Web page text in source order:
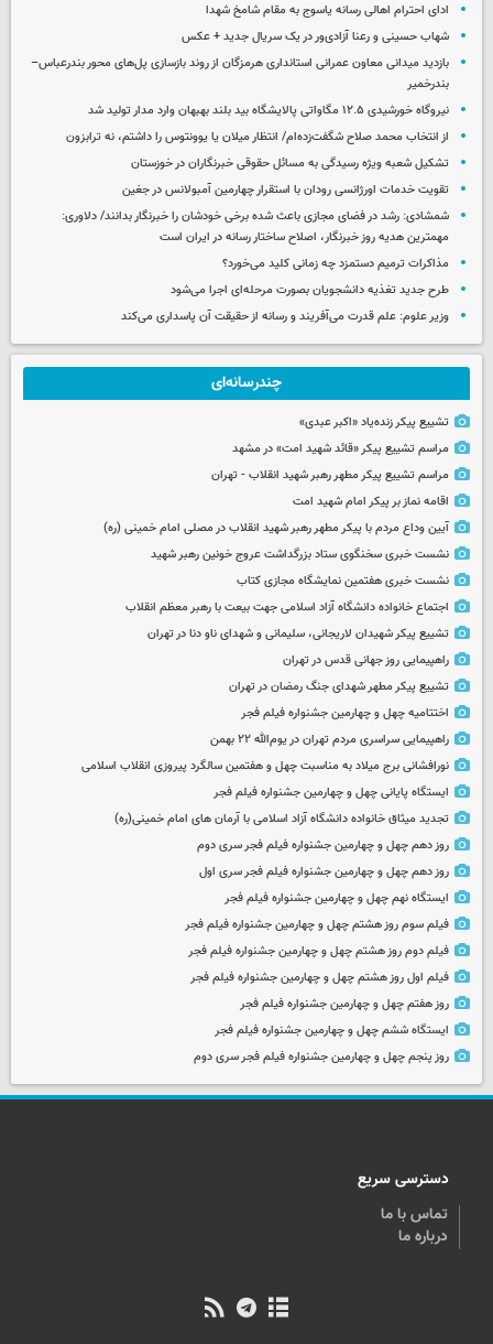
ادای احترام اهالی رسانه یاسوج به مقام شامخ شهدا
شهاب حسینی و رعنا آزادی‌ور در یک سریال جدید + عکس
بازدید میدانی معاون عمرانی استانداری هرمزگان از روند بازسازی پل‌های محور بندرعباس–
بندرخمیر
نیروگاه خورشیدی ۱۲.۵ مگاواتی پالایشگاه بید بلند بهبهان وارد مدار تولید شد
از انتخاب محمد صلاح شگفت‌زده‌ام/ انتظار میلان یا یوونتوس را داشتم، نه ترابزون
تشکیل شعبه ویژه رسیدگی به مسائل حقوقی خبرنگاران در خوزستان
تقویت خدمات اورژانسی رودان با استقرار چهارمین آمبولانس در جغین
شمشادی: رشد در فضای مجازی باعث شده برخی خودشان را خبرنگار بدانند/ دلاوری:
مهمترین هدیه‌ روز خبرنگار، اصلاح ساختار رسانه در ایران است
مذاکرات ترمیم دستمزد چه زمانی کلید می‌خورد؟
طرح جدید تغذیه دانشجویان بصورت مرحله‌ای اجرا می‌شود
وزیر علوم: علم قدرت می‌آفریند و رسانه از حقیقت آن پاسداری می‌کند
چندرسانه‌ای
تشییع پیکر زنده‌یاد «اکبر عبدی»
مراسم تشییع پیکر «قائد شهید امت» در مشهد
مراسم تشییع پیکر مطهر رهبر شهید انقلاب - تهران
اقامه نماز بر پیکر امام شهید امت
آیین وداع مردم با پیکر مطهر رهبر شهید انقلاب در مصلی امام خمینی (ره)
نشست خبری سخنگوی ستاد بزرگداشت عروج خونین رهبر شهید
نشست خبری هفتمین نمایشگاه مجازی کتاب
اجتماع خانواده دانشگاه آزاد اسلامی جهت بیعت با رهبر معظم انقلاب
تشییع پیکر شهیدان لاریجانی، سلیمانی و شهدای ناو دنا در تهران
راهپیمایی روز جهانی قدس در تهران
تشییع پیکر مطهر شهدای جنگ رمضان در تهران
اختتامیه چهل و چهارمین جشنواره فیلم فجر
راهپیمایی سراسری مردم تهران در یوم‌الله ۲۲ بهمن
نورافشانی برج میلاد به مناسبت چهل‌ و هفتمین سالگرد پیروزی انقلاب اسلامی
ایستگاه پایانی چهل و چهارمین جشنواره فیلم فجر
تجدید میثاق خانواده دانشگاه آزاد اسلامی با آرمان های امام خمینی(ره)
روز دهم چهل و چهارمین جشنواره فیلم فجر سری دوم
روز دهم چهل و چهارمین جشنواره فیلم فجر سری اول
ایستگاه نهم چهل و چهارمین جشنواره فیلم فجر
فیلم سوم روز هشتم چهل و چهارمین جشنواره فیلم فجر
فیلم دوم روز هشتم چهل و چهارمین جشنواره فیلم فجر
فیلم اول روز هشتم چهل و چهارمین جشنواره فیلم فجر
روز هفتم چهل و چهارمین جشنواره فیلم فجر
ایستگاه ششم چهل و چهارمین جشنواره فیلم فجر
روز پنجم چهل و چهارمین جشنواره فیلم فجر سری دوم
دسترسی سریع
تماس با ما
درباره ما